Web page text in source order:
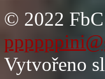
© 2022 FbC
Vytvořeno